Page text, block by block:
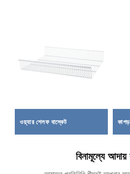
ওয়্যার শেলফ বাস্কেট কাপড়
বিনামূল্যে